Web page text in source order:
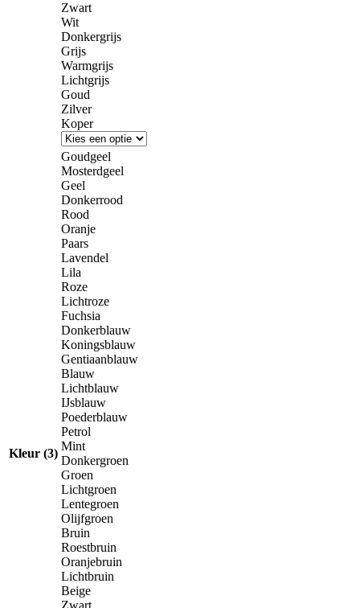
Zwart
Wit
Donkergrijs
Grijs
Warmgrijs
Lichtgrijs
Goud
Zilver
Koper
Kleur (3)
Goudgeel
Mosterdgeel
Geel
Donkerrood
Rood
Oranje
Paars
Lavendel
Lila
Roze
Lichtroze
Fuchsia
Donkerblauw
Koningsblauw
Gentiaanblauw
Blauw
Lichtblauw
IJsblauw
Poederblauw
Petrol
Mint
Donkergroen
Groen
Lichtgroen
Lentegroen
Olijfgroen
Bruin
Roestbruin
Oranjebruin
Lichtbruin
Beige
Zwart